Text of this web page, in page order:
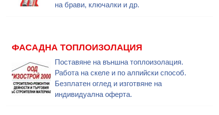
на брави, ключалки и др.
ФАСАДНА ТОПЛОИЗОЛАЦИЯ
Поставяне на външна топлоизолация.
Работа на скеле и по алпийски способ.
Безплатен оглед и изготвяне на
индивидуална оферта.